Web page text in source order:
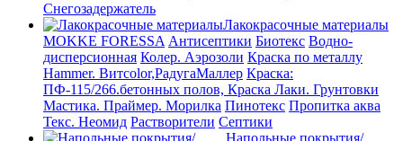
Снегозадержатель
Лакокрасочные материалы
MOKKE FORESSA Антисептики Биотекс Водно-
дисперсионная Колер. Аэрозоли Краска по металлу
Hammer. Витcolor,РадугаМаллер Краска:
ПФ-115/266.бетонных полов, Краска Лаки. Грунтовки
Мастика. Праймер. Морилка Пинотекс Пропитка аква
Текс. Неомид Растворители Септики
Напольные покрытия/